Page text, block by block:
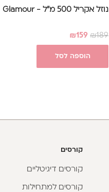
נוזל אקריל 500 מ"ל - Glamour
₪189
₪159
הוספה לסל
קורסים
קורסים דיגיטליים
קורסים למתחילות